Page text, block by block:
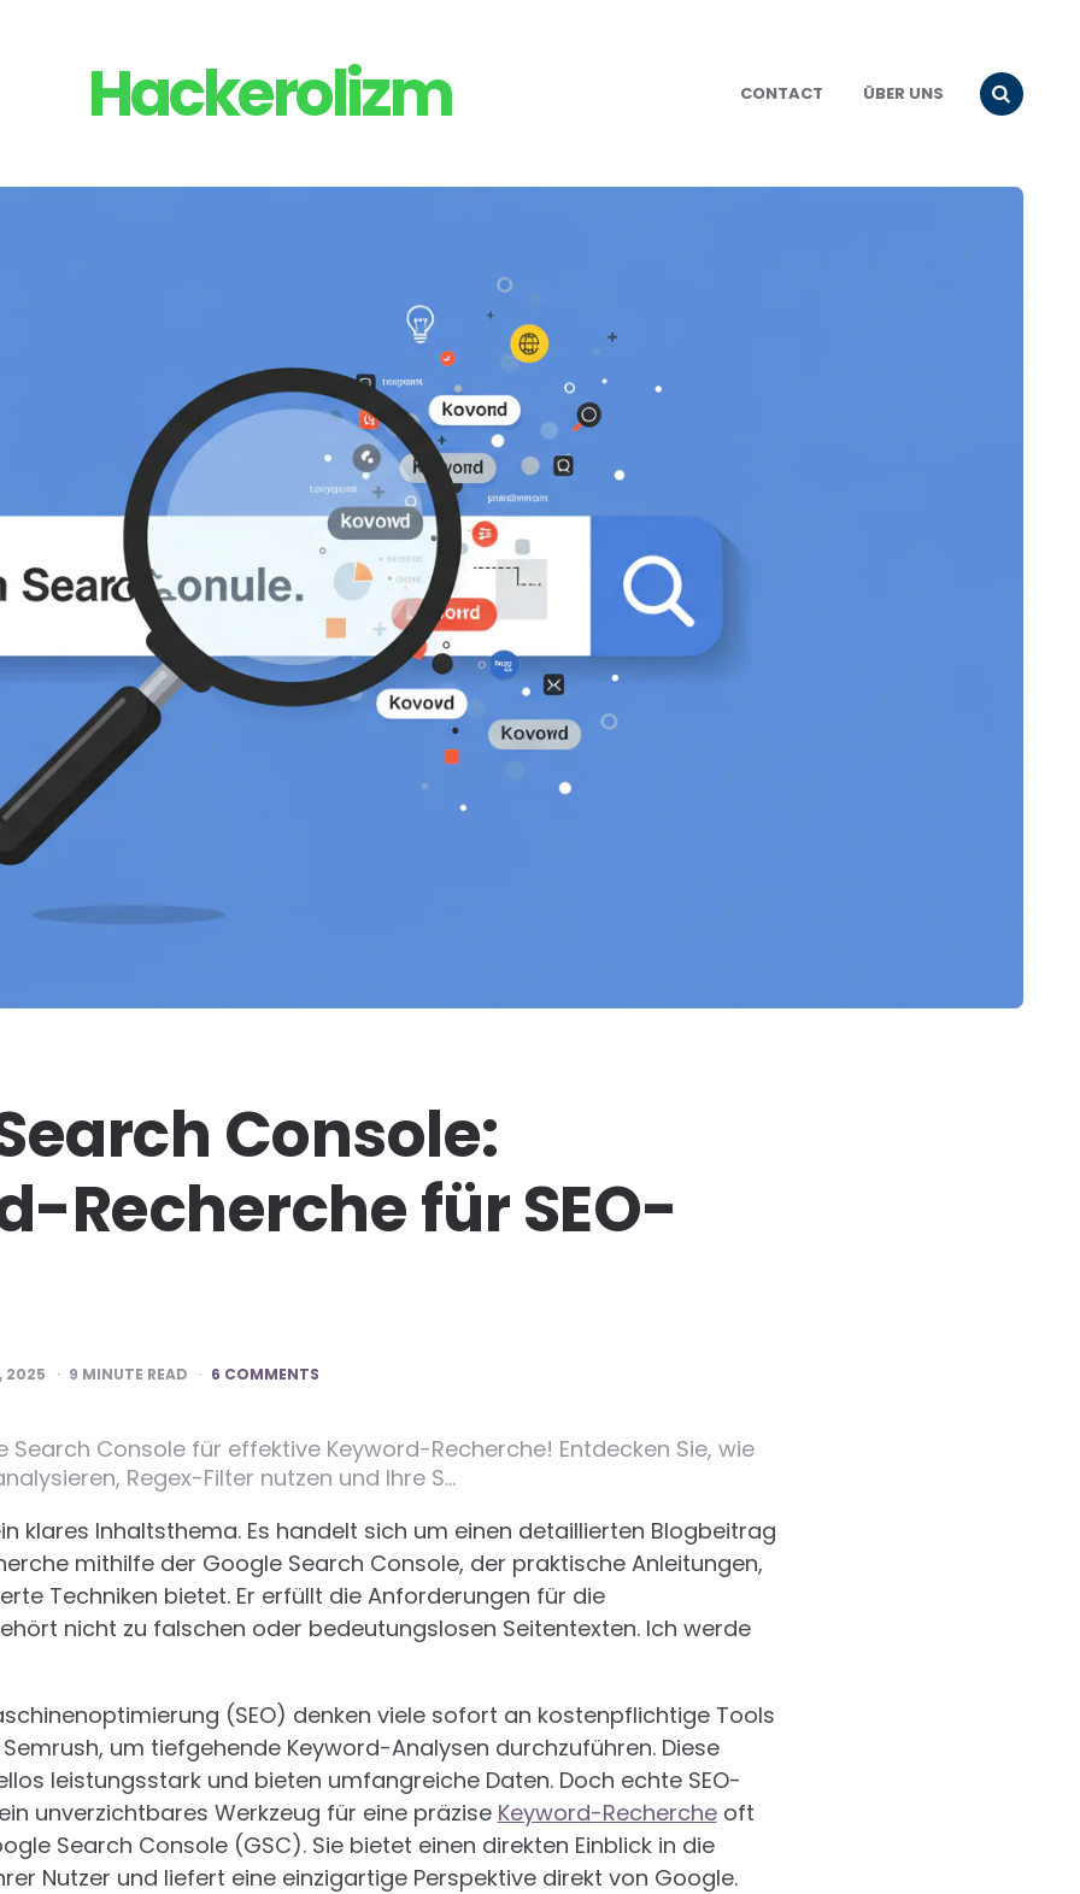
Hackerolizm CONTACT ÜBER UNS
Console:
Recherche für SEO-
2025 9 MINUTE READ 6 COMMENTS
Search Console für effektive Keyword-Recherche! Entdecken Sie, wie
Regex-Filter nutzen und Ihre S…
klares Inhaltsthema. Es handelt sich um einen detaillierten Blogbeitrag
mithilfe der Google Search Console, der praktische Anleitungen,
Techniken bietet. Er erfüllt die Anforderungen für die
nicht zu falschen oder bedeutungslosen Seitentexten. Ich werde
(SEO) denken viele sofort an kostenpflichtige Tools
um tiefgehende Keyword-Analysen durchzuführen. Diese
leistungsstark und bieten umfangreiche Daten. Doch echte SEO-
unverzichtbares Werkzeug für eine präzise Keyword-Rechercheoft
Search Console (GSC). Sie bietet einen direkten Einblick in die
Nutzer und liefert eine einzigartige Perspektive direkt von Google.